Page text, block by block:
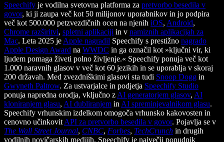
Speechify je vodilna svetovna platforma za pretvorbo besedila v
govor, ki ji zaupa več kot 50 milijonov uporabnikov in jo podpira
več kot 500.000 petzvezdičnih ocen na njenih iOS, Android,
Chrome razširitvi, spletni aplikaciji in v namiznih aplikacijah za
Mac. Leta 2025 je Apple nagradil Speechify s prestižno nagrado
Apple Design Award na WWDC in ga označil kot »ključni vir, ki
ljudem pomaga živeti polno življenje.« Speechify ponuja več kot
1.000 naravnih glasov v več kot 60 jezikih in se uporablja v skoraj
200 državah. Med zvezdniškimi glasovi sta tudi Snoop Dogg in
Gwyneth Paltrow. Za ustvarjalce in podjetja Speechify Studio
ponuja napredna orodja, vključno z AI generatorjem glasov, AI
kloniranjem glasu, AI dubliranjem in AI spreminjevalnikom glasu.
Speechify vrhunskim izdelkom omogoča vrhunsko kakovosten in
cenovno učinkovit API za pretvorbo besedila v govor. Pojavlja se v
The Wall Street Journal, CNBC, Forbes, TechCrunch in drugih
vodilnih novičarskih medijih. Speechify je največji ponudnik